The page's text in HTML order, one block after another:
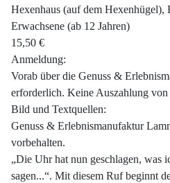
Hexenhaus (auf dem
Erwachsene (ab 12 Jahren)
15,50 €
Anmeldung:
Vorab über die Genuss &
erforderlich. Keine Auszahlung
Bild und Textquellen:
Genuss & Erlebnismanufaktur
vorbehalten.
„Die Uhr hat nun geschlagen, was
sagen...“. Mit diesem Ruf beginnt